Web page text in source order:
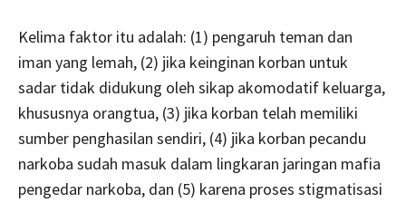
Kelima faktor itu adalah: (1) pengaruh teman dan
iman yang lemah, (2) jika keinginan korban untuk
sadar tidak didukung oleh sikap akomodatif keluarga,
khususnya orangtua, (3) jika korban telah memiliki
sumber penghasilan sendiri, (4) jika korban pecandu
narkoba sudah masuk dalam lingkaran jaringan mafia
pengedar narkoba, dan (5) karena proses stigmatisasi